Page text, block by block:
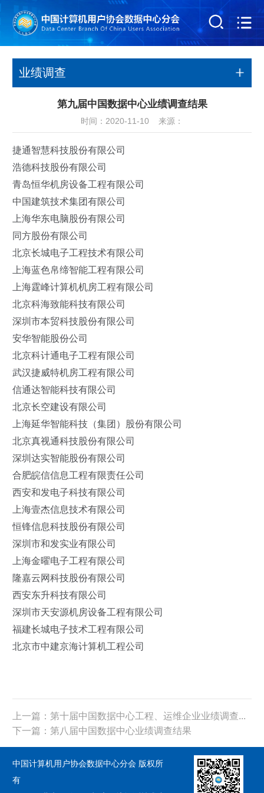
业绩调查
第九届中国数据中心业绩调查结果
时间：2020-11-10 来源：
捷通智慧科技股份有限公司
浩德科技股份有限公司
青岛恒华机房设备工程有限公司
中国建筑技术集团有限公司
上海华东电脑股份有限公司
同方股份有限公司
北京长城电子工程技术有限公司
上海蓝色帛缔智能工程有限公司
上海霆峰计算机机房工程有限公司
北京科海致能科技有限公司
深圳市本贸科技股份有限公司
安华智能股份公司
北京科计通电子工程有限公司
武汉捷威特机房工程有限公司
信通达智能科技有限公司
北京长空建设有限公司
上海延华智能科技（集团）股份有限公司
北京真视通科技股份有限公司
深圳达实智能股份有限公司
合肥皖信信息工程有限责任公司
西安和发电子科技有限公司
上海壹杰信息技术有限公司
恒锋信息科技股份有限公司
深圳市和发实业有限公司
上海金曜电子工程有限公司
隆嘉云网科技股份有限公司
西安东升科技有限公司
深圳市天安源机房设备工程有限公司
福建长城电子技术工程有限公司
北京市中建京海计算机工程公司
上一篇：第十届中国数据中心工程、运维企业业绩调查...
下一篇：第八届中国数据中心业绩调查结果
中国计算机用户协会数据中心分会 版权所
有